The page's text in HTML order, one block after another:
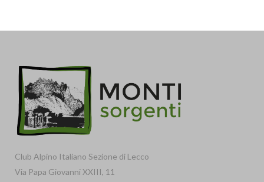
Club Alpino Italiano Sezione di Lecco
Via Papa Giovanni XXIII, 11